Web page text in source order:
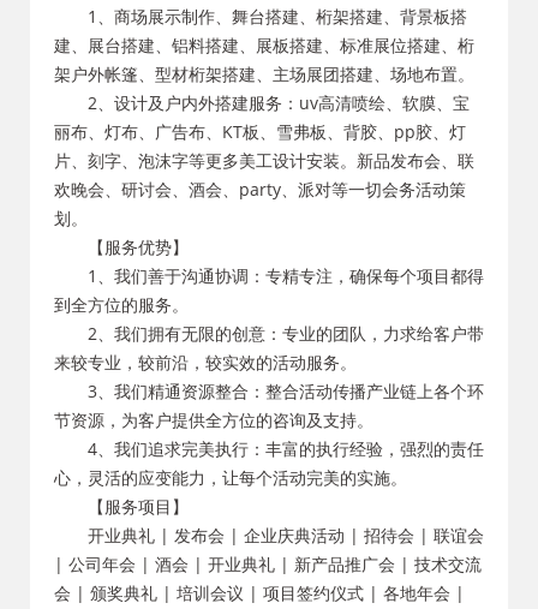
1、商场展示制作、舞台搭建、桁架搭建、背景板搭
建、展台搭建、铝料搭建、展板搭建、标准展位搭建、桁
架户外帐篷、型材桁架搭建、主场展团搭建、场地布置。
2、设计及户内外搭建服务：uv高清喷绘、软膜、宝
丽布、灯布、广告布、KT板、雪弗板、背胶、pp胶、灯
片、刻字、泡沫字等更多美工设计安装。新品发布会、联
欢晚会、研讨会、酒会、party、派对等一切会务活动策
划。
【服务优势】
1、我们善于沟通协调：专精专注，确保每个项目都得
到全方位的服务。
2、我们拥有无限的创意：专业的团队，力求给客户带
来较专业，较前沿，较实效的活动服务。
3、我们精通资源整合：整合活动传播产业链上各个环
节资源，为客户提供全方位的咨询及支持。
4、我们追求完美执行：丰富的执行经验，强烈的责任
心，灵活的应变能力，让每个活动完美的实施。
【服务项目】
开业典礼 | 发布会 | 企业庆典活动 | 招待会 | 联谊会
| 公司年会 | 酒会 | 开业典礼 | 新产品推广会 | 技术交流
会 | 颁奖典礼 | 培训会议 | 项目签约仪式 | 各地年会 |